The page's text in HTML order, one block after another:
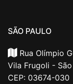
SÃO PAULO
Rua Olímpio
Vila Frugoli -
CEP: 03674-030